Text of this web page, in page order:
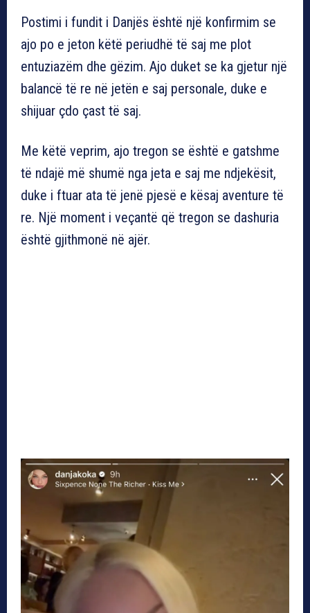
Postimi i fundit i Danjës është një konfirmim se
ajo po e jeton këtë periudhë të saj me plot
entuziazëm dhe gëzim. Ajo duket se ka gjetur një
balancë të re në jetën e saj personale, duke e
shijuar çdo çast të saj.
Me këtë veprim, ajo tregon se është e gatshme
të ndajë më shumë nga jeta e saj me ndjekësit,
duke i ftuar ata të jenë pjesë e kësaj aventure të
re. Një moment i veçantë që tregon se dashuria
është gjithmonë në ajër.